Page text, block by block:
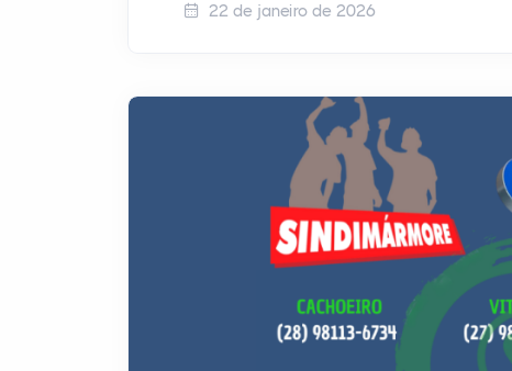
22 de janeiro de 2026